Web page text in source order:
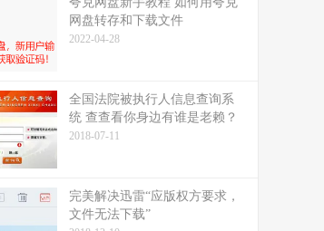
网盘转存和下载文件
2022-04-28
全国法院被执行人信息查询系
统 查查看你身边有谁是老赖？
2018-07-11
完美解决迅雷“应版权方要求，
文件无法下载”